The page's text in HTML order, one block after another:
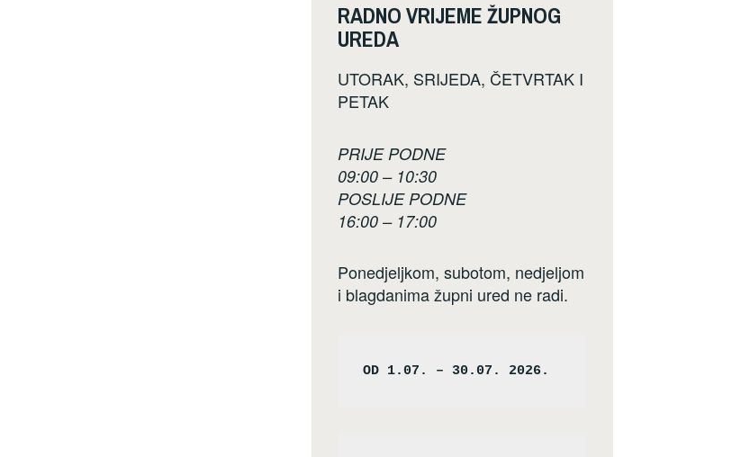
RADNO VRIJEME ŽUPNOG
UREDA
UTORAK, SRIJEDA, ČETVRTAK I
PETAK
PRIJE PODNE
09:00 – 10:30
POSLIJE PODNE
16:00 – 17:00
Ponedjeljkom, subotom, nedjeljom
i blagdanima župni ured ne radi.
OD 1.07. – 30.07. 2026.